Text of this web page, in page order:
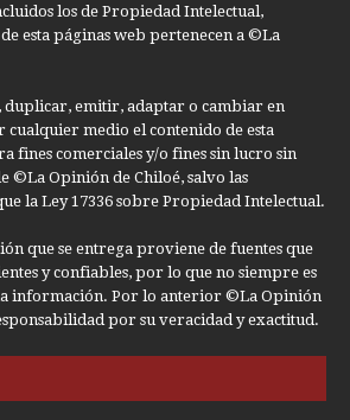
los de Propiedad Intelectual,
esta páginas web pertenecen a ©La
emitir, adaptar o cambiar en
medio el contenido de esta
fines comerciales y/o fines sin lucro sin
©La Opinión de Chiloé, salvo las
la Ley 17336 sobre Propiedad Intelectual.
que se entrega proviene de fuentes que
y confiables, por lo que no siempre es
información. Por lo anterior ©La Opinión
por su veracidad y exactitud.